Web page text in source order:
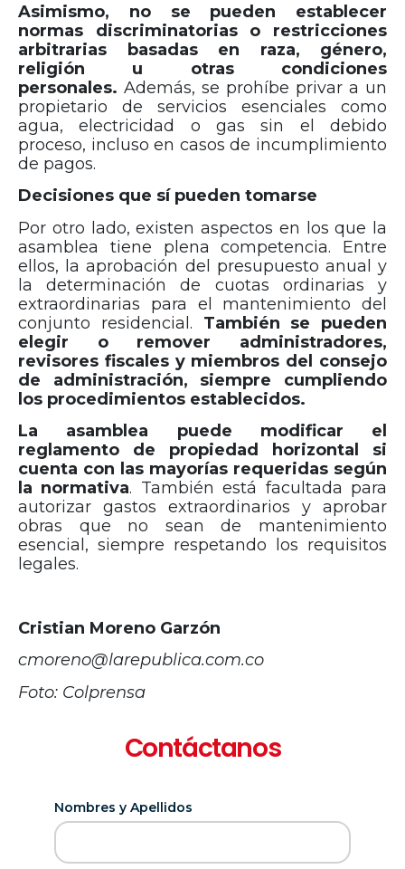
Asimismo, no se pueden establecer
normas discriminatorias o restricciones
arbitrarias basadas en raza, género,
religión u otras condiciones
personales. Además, se prohíbe privar a un
propietario de servicios esenciales como
agua, electricidad o gas sin el debido
proceso, incluso en casos de incumplimiento
de pagos.
Decisiones que sí pueden tomarse
Por otro lado, existen aspectos en los que la
asamblea tiene plena competencia. Entre
ellos, la aprobación del presupuesto anual y
la determinación de cuotas ordinarias y
extraordinarias para el mantenimiento del
conjunto residencial. También se pueden
elegir o remover administradores,
revisores fiscales y miembros del consejo
de administración, siempre cumpliendo
los procedimientos establecidos.
La asamblea puede modificar el
reglamento de propiedad horizontal si
cuenta con las mayorías requeridas según
la normativa. También está facultada para
autorizar gastos extraordinarios y aprobar
obras que no sean de mantenimiento
esencial, siempre respetando los requisitos
legales.
Cristian Moreno Garzón
cmoreno@larepublica.com.co
Foto: Colprensa
Contáctanos
Nombres y Apellidos